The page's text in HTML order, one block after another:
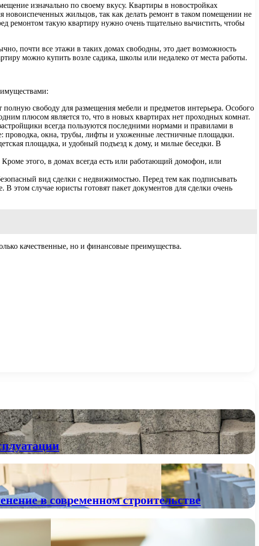
изначально по своему вкусу. Квартиры в новостройках
жильцов, так как делать ремонт в таком помещении не
ремонтом такую квартиру нужно очень тщательно вычистить, чтобы
почти все этажи в таких домах свободны, это дает возможность
можно купить возле садика, школы или недалеко от места работы.
свободу для размещения мебели и предметов интерьера. Особого
плюсом является то, что в новых квартирах нет проходных комнат.
всегда пользуются последними нормами и правилами в
проводка, окна, трубы, лифты и ухоженные лестничные площадки.
площадка, и удобный подъезд к дому, и милые беседки. В
этого, в домах всегда есть или работающий домофон, или
вид сделки с недвижимостью. Перед тем как подписывать
этом случае юристы готовят пакет документов для сделки очень
качественные, но и финансовые преимущества.
в современном строительстве